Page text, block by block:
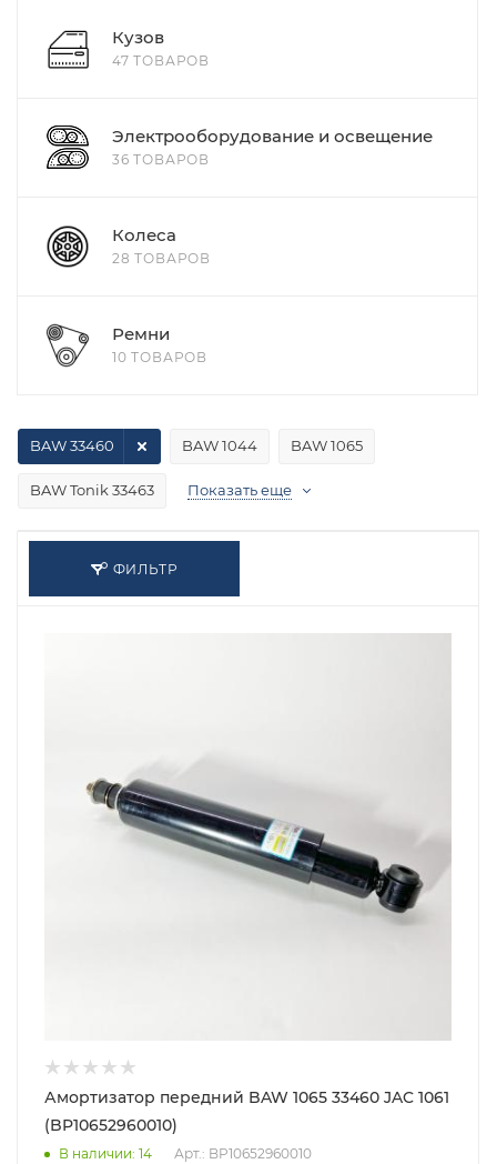
Кузов
47 ТОВАРОВ
Электрооборудование и освещение
36 ТОВАРОВ
Колеса
28 ТОВАРОВ
Ремни
10 ТОВАРОВ
BAW 1044 BAW 1065
BAW Tonik 33463
BAW 33460
Показать еще
ФИЛЬТР
Амортизатор передний BAW 1065 33460 JAC 1061
(BP10652960010)
В наличии: 14 Арт.: BP10652960010